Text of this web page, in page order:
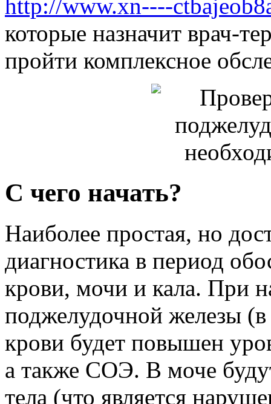
http://www.xn----
которые назначит врач-
пройти комплексное
С чего начать?
Наиболее простая, но
диагностика в период
крови, мочи и кала. При
поджелудочной железы (в
крови будет повышен
а также СОЭ. В моче
тела (что является